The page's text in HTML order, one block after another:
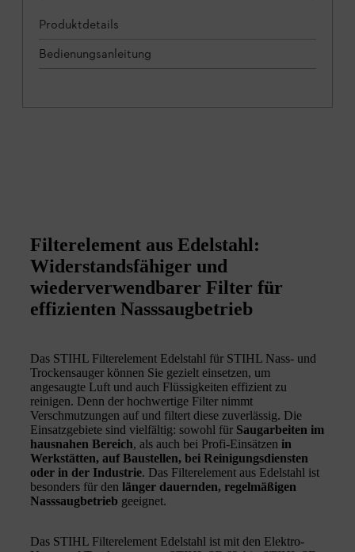
Produktdetails
Bedienungsanleitung
Filterelement aus Edelstahl:
Widerstandsfähiger und
wiederverwendbarer Filter für
effizienten Nasssaugbetrieb
Das STIHL Filterelement Edelstahl für STIHL Nass- und
Trockensauger können Sie gezielt einsetzen, um
angesaugte Luft und auch Flüssigkeiten effizient zu
reinigen. Denn der hochwertige Filter nimmt
Verschmutzungen auf und filtert diese zuverlässig. Die
Einsatzgebiete sind vielfältig: sowohl für Saugarbeiten im
hausnahen Bereich, als auch bei Profi-Einsätzen in
Werkstätten, auf Baustellen, bei Reinigungsdiensten
oder in der Industrie. Das Filterelement aus Edelstahl ist
besonders für den länger dauernden, regelmäßigen
Nasssaugbetrieb geeignet.
Das STIHL Filterelement Edelstahl ist mit den Elektro-